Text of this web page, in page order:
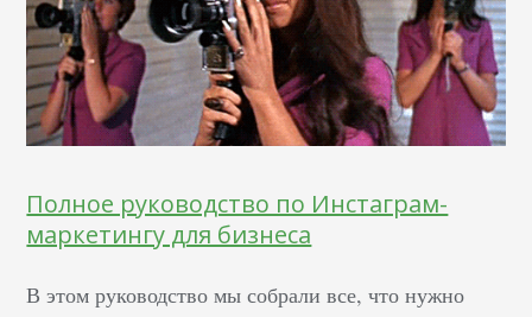
Полное руководство по Инстаграм-
маркетингу для бизнеса
В этом руководство мы собрали все, что нужно